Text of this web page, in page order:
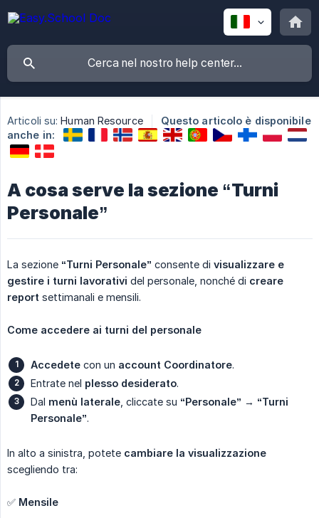
Articoli su: Human Resource
Questo articolo è disponibile
anche in:
A cosa serve la sezione “Turni
Personale”
La sezione “Turni Personale” consente di visualizzare e
gestire i turni lavorativi del personale, nonché di creare
report settimanali e mensili.
Come accedere ai turni del personale
Accedete con un account Coordinatore.
Entrate nel plesso desiderato.
Dal menù laterale , cliccate su “Personale” → “Turni
Personale”.
In alto a sinistra, potete cambiare la visualizzazione
scegliendo tra:
✅ Mensile